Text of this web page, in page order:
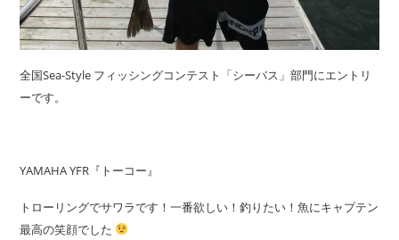
全国Sea-Style フィッシングコンテスト「シーバス」部門にエントリ
ーです。
YAMAHA YFR『トーコー』
トローリングでサワラです！一番欲しい！釣りたい！魚にキャプテン
最高の笑顔でした